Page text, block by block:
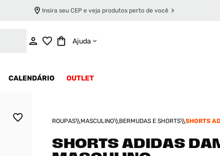
Insira seu CEP e veja produtos perto de você
Ajuda
CALENDÁRIO OUTLET
ROUPAS MASCULINO BERMUDAS E SHORTS
SHORTS
SHORTS ADIDAS